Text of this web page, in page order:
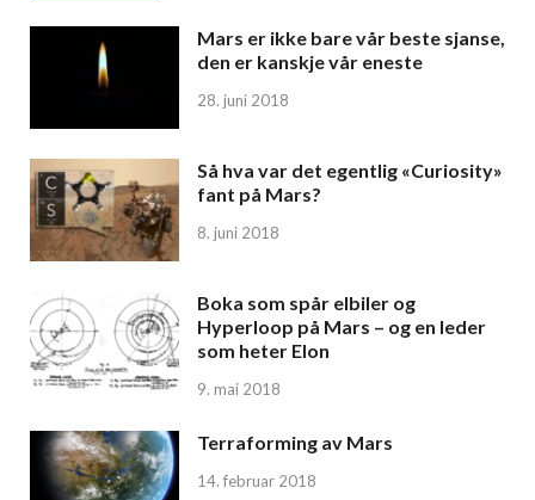
Mars er ikke bare vår beste sjanse,
den er kanskje vår eneste
28. juni 2018
Så hva var det egentlig «Curiosity»
fant på Mars?
8. juni 2018
Boka som spår elbiler og
Hyperloop på Mars – og en leder
som heter Elon
9. mai 2018
Terraforming av Mars
14. februar 2018